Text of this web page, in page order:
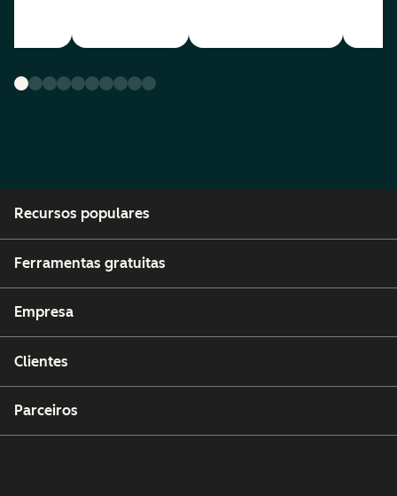
Recursos populares
Ferramentas gratuitas
Empresa
Clientes
Parceiros